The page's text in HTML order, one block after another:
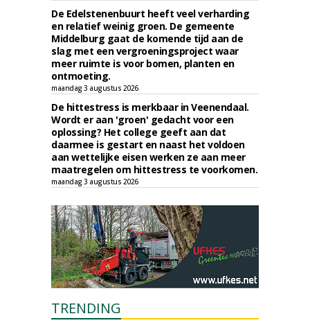
De Edelstenenbuurt heeft veel verharding
en relatief weinig groen. De gemeente
Middelburg gaat de komende tijd aan de
slag met een vergroeningsproject waar
meer ruimte is voor bomen, planten en
ontmoeting.
maandag 3 augustus 2026
De hittestress is merkbaar in Veenendaal.
Wordt er aan 'groen' gedacht voor een
oplossing? Het college geeft aan dat
daarmee is gestart en naast het voldoen
aan wettelijke eisen werken ze aan meer
maatregelen om hittestress te voorkomen.
maandag 3 augustus 2026
TRENDING